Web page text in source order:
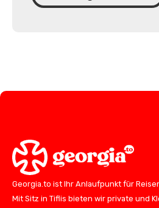
Georgia.to ist Ihr Anlaufpunkt für
Mit Sitz in Tiflis bieten wir private und